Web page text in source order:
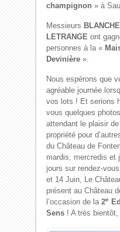
champignon » à
Messieurs
LETRANGE ont
personnes à la «
Devinière ».
Nous espérons que
agréable journée
vos lots ! Et serions
vous quelques
attendant le plaisir
propriété pour
du Château de
mardis, mercredis et
jours sur rendez-vous.
et 14 Juin, Le
présent au Château
l’occasion de la 2e
Sens ! A très